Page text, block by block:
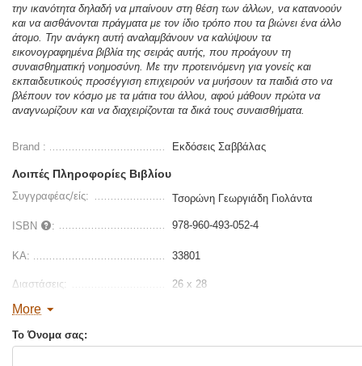
την ικανότητα δηλαδή να μπαίνουν στη θέση των άλλων, να κατανοούν
και να αισθάνονται πράγματα με τον ίδιο τρόπο που τα βιώνει ένα άλλο
άτομο. Την ανάγκη αυτή αναλαμβάνουν να καλύψουν τα
εικονογραφημένα βιβλία της σειράς αυτής, που προάγουν τη
συναισθηματική νοημοσύνη. Με την προτεινόμενη για γονείς και
εκπαιδευτικούς προσέγγιση επιχειρούν να μυήσουν τα παιδιά στο να
βλέπουν τον κόσμο με τα μάτια του άλλου, αφού μάθουν πρώτα να
αναγνωρίζουν και να διαχειρίζονται τα δικά τους συναισθήματα.
Brand : Εκδόσεις Σαββάλας
Λοιπές Πληροφορίες Βιβλίου
Συγγραφέας/είς: Τσορώνη Γεωργιάδη Γιολάντα
ISBN : 978-960-493-052-4
ΚΑ: 33801
Διαστάσεις: 26 x 28
Σελίδες :
Τύπος Εξωφύλλου:
More
Το Όνομα σας: